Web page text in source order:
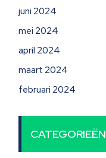
juni 2024
mei 2024
april 2024
maart 2024
februari 2024
CATEGORIEËN